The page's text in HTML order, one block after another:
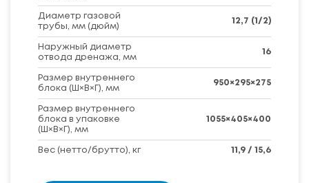
Диаметр газовой
трубы, мм (дюйм)
12,7 (1/2)
Наружный диаметр
отвода дренажа, мм
16
Размер внутреннего
блока (Ш×В×Г), мм
950×295×275
Размер внутреннего
блока в упаковке
(Ш×В×Г), мм
1055×405×400
Вес (нетто/брутто), кг 11,9 / 15,6